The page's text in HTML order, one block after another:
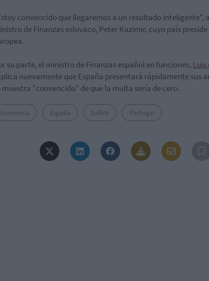
convencido que llegaremos a un resultado inteligente",
de Finanzas eslovaco, Peter Kazimir, cuyo país
su parte, el ministro de Finanzas español en funciones, Luis
nuevamente que España presentará rápidamente sus
muestra "convencido" de que la multa sería de cero.
Economía España Déficit Portugal